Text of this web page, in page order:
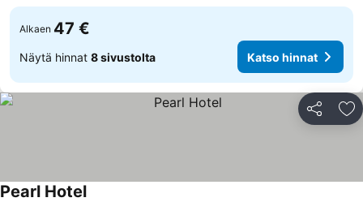
Alkaen 47 €
Näytä hinnat 8 sivustolta Katso hinnat
Jaa
Pearl Hotel